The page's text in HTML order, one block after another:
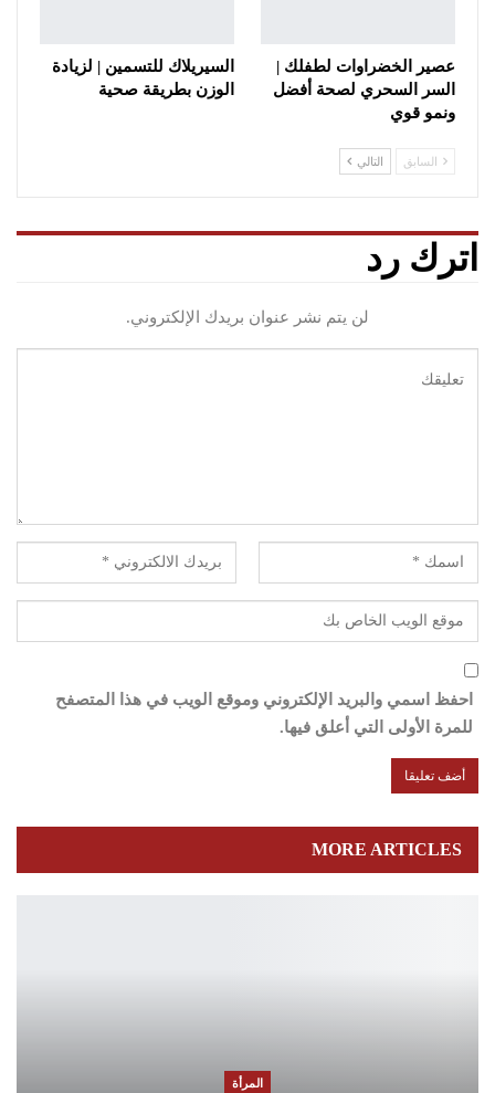
عصير الخضراوات لطفلك |
السر السحري لصحة أفضل
ونمو قوي
السيريلاك للتسمين | لزيادة
الوزن بطريقة صحية
السابق التالي
اترك رد
لن يتم نشر عنوان بريدك الإلكتروني.
احفظ اسمي والبريد الإلكتروني وموقع الويب في هذا المتصفح
للمرة الأولى التي أعلق فيها.
MORE ARTICLES
المرأة